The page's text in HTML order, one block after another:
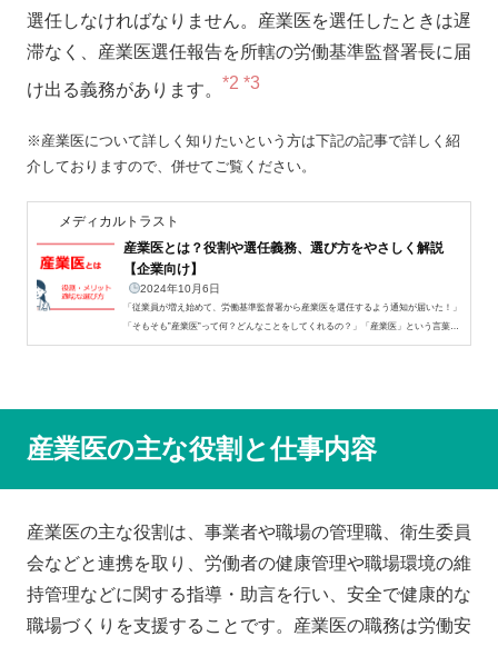
選任しなければなりません。産業医を選任したときは遅
滞なく、産業医選任報告を所轄の労働基準監督署長に届
け出る義務があります。 *2 *3
※産業医について詳しく知りたいという方は下記の記事で詳しく紹
介しておりますので、併せてご覧ください。
メディカルトラスト
産業医とは？役割や選任義務、選び方をやさしく解説
【企業向け】
2024年10月6日
「従業員が増え始めて、労働基準監督署から産業医を選任するよう通知が届いた！」
「そもそも”産業医”って何？どんなことをしてくれるの？」「産業医」という言葉は
企業の従業員数が増え始めると耳にする機会も増えてきますね。聞いたことがあるも
産業医の主な役割と仕事内容
産業医の主な役割は、事業者や職場の管理職、衛生委員
会などと連携を取り、労働者の健康管理や職場環境の維
持管理などに関する指導・助言を行い、安全で健康的な
職場づくりを支援することです。産業医の職務は労働安